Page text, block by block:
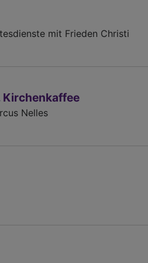
mit Frieden Christi
Kirchenkaffee
Nelles